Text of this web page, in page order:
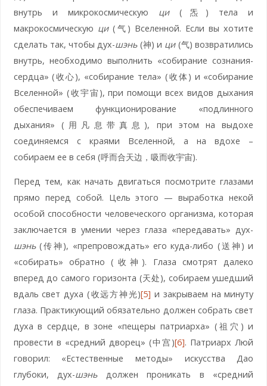
внутрь и микрокосмическую ци(炁) тела и
макрокосмическую ци(气) Вселенной. Если вы хотите
сделать так, чтобы дух-шэнь(神) и ци(气) возвратились
внутрь, необходимо выполнить «собирание сознания-
сердца» (收心), «собирание тела» (收体) и «собирание
Вселенной» (收宇宙), при помощи всех видов дыхания
обеспечиваем функционирование «подлинного
дыхания» (用凡息带真息), при этом на выдохе
соединяемся с краями Вселенной, а на вдохе –
собираем ее в себя (呼而合天边，吸而收宇宙).
Перед тем, как начать двигаться посмотрите глазами
прямо перед собой. Цель этого — выработка некой
особой способности человеческого организма, которая
заключается в умении через глаза «передавать» дух-
шэнь(传神), «препровождать» его куда-либо (送神) и
«собирать» обратно (收神). Глаза смотрят далеко
вперед до самого горизонта (天处), собираем ушедший
вдаль свет духа (收远方神光)[5] и закрываем на минуту
глаза. Практикующий обязательно должен собрать свет
духа в сердце, в зоне «пещеры патриарха» (祖穴) и
провести в «средний дворец» (中宫)[6]. Патриарх Люй
говорил: «Естественные методы» искусства Дао
глубоки, дух-шэньдолжен проникать в «средний